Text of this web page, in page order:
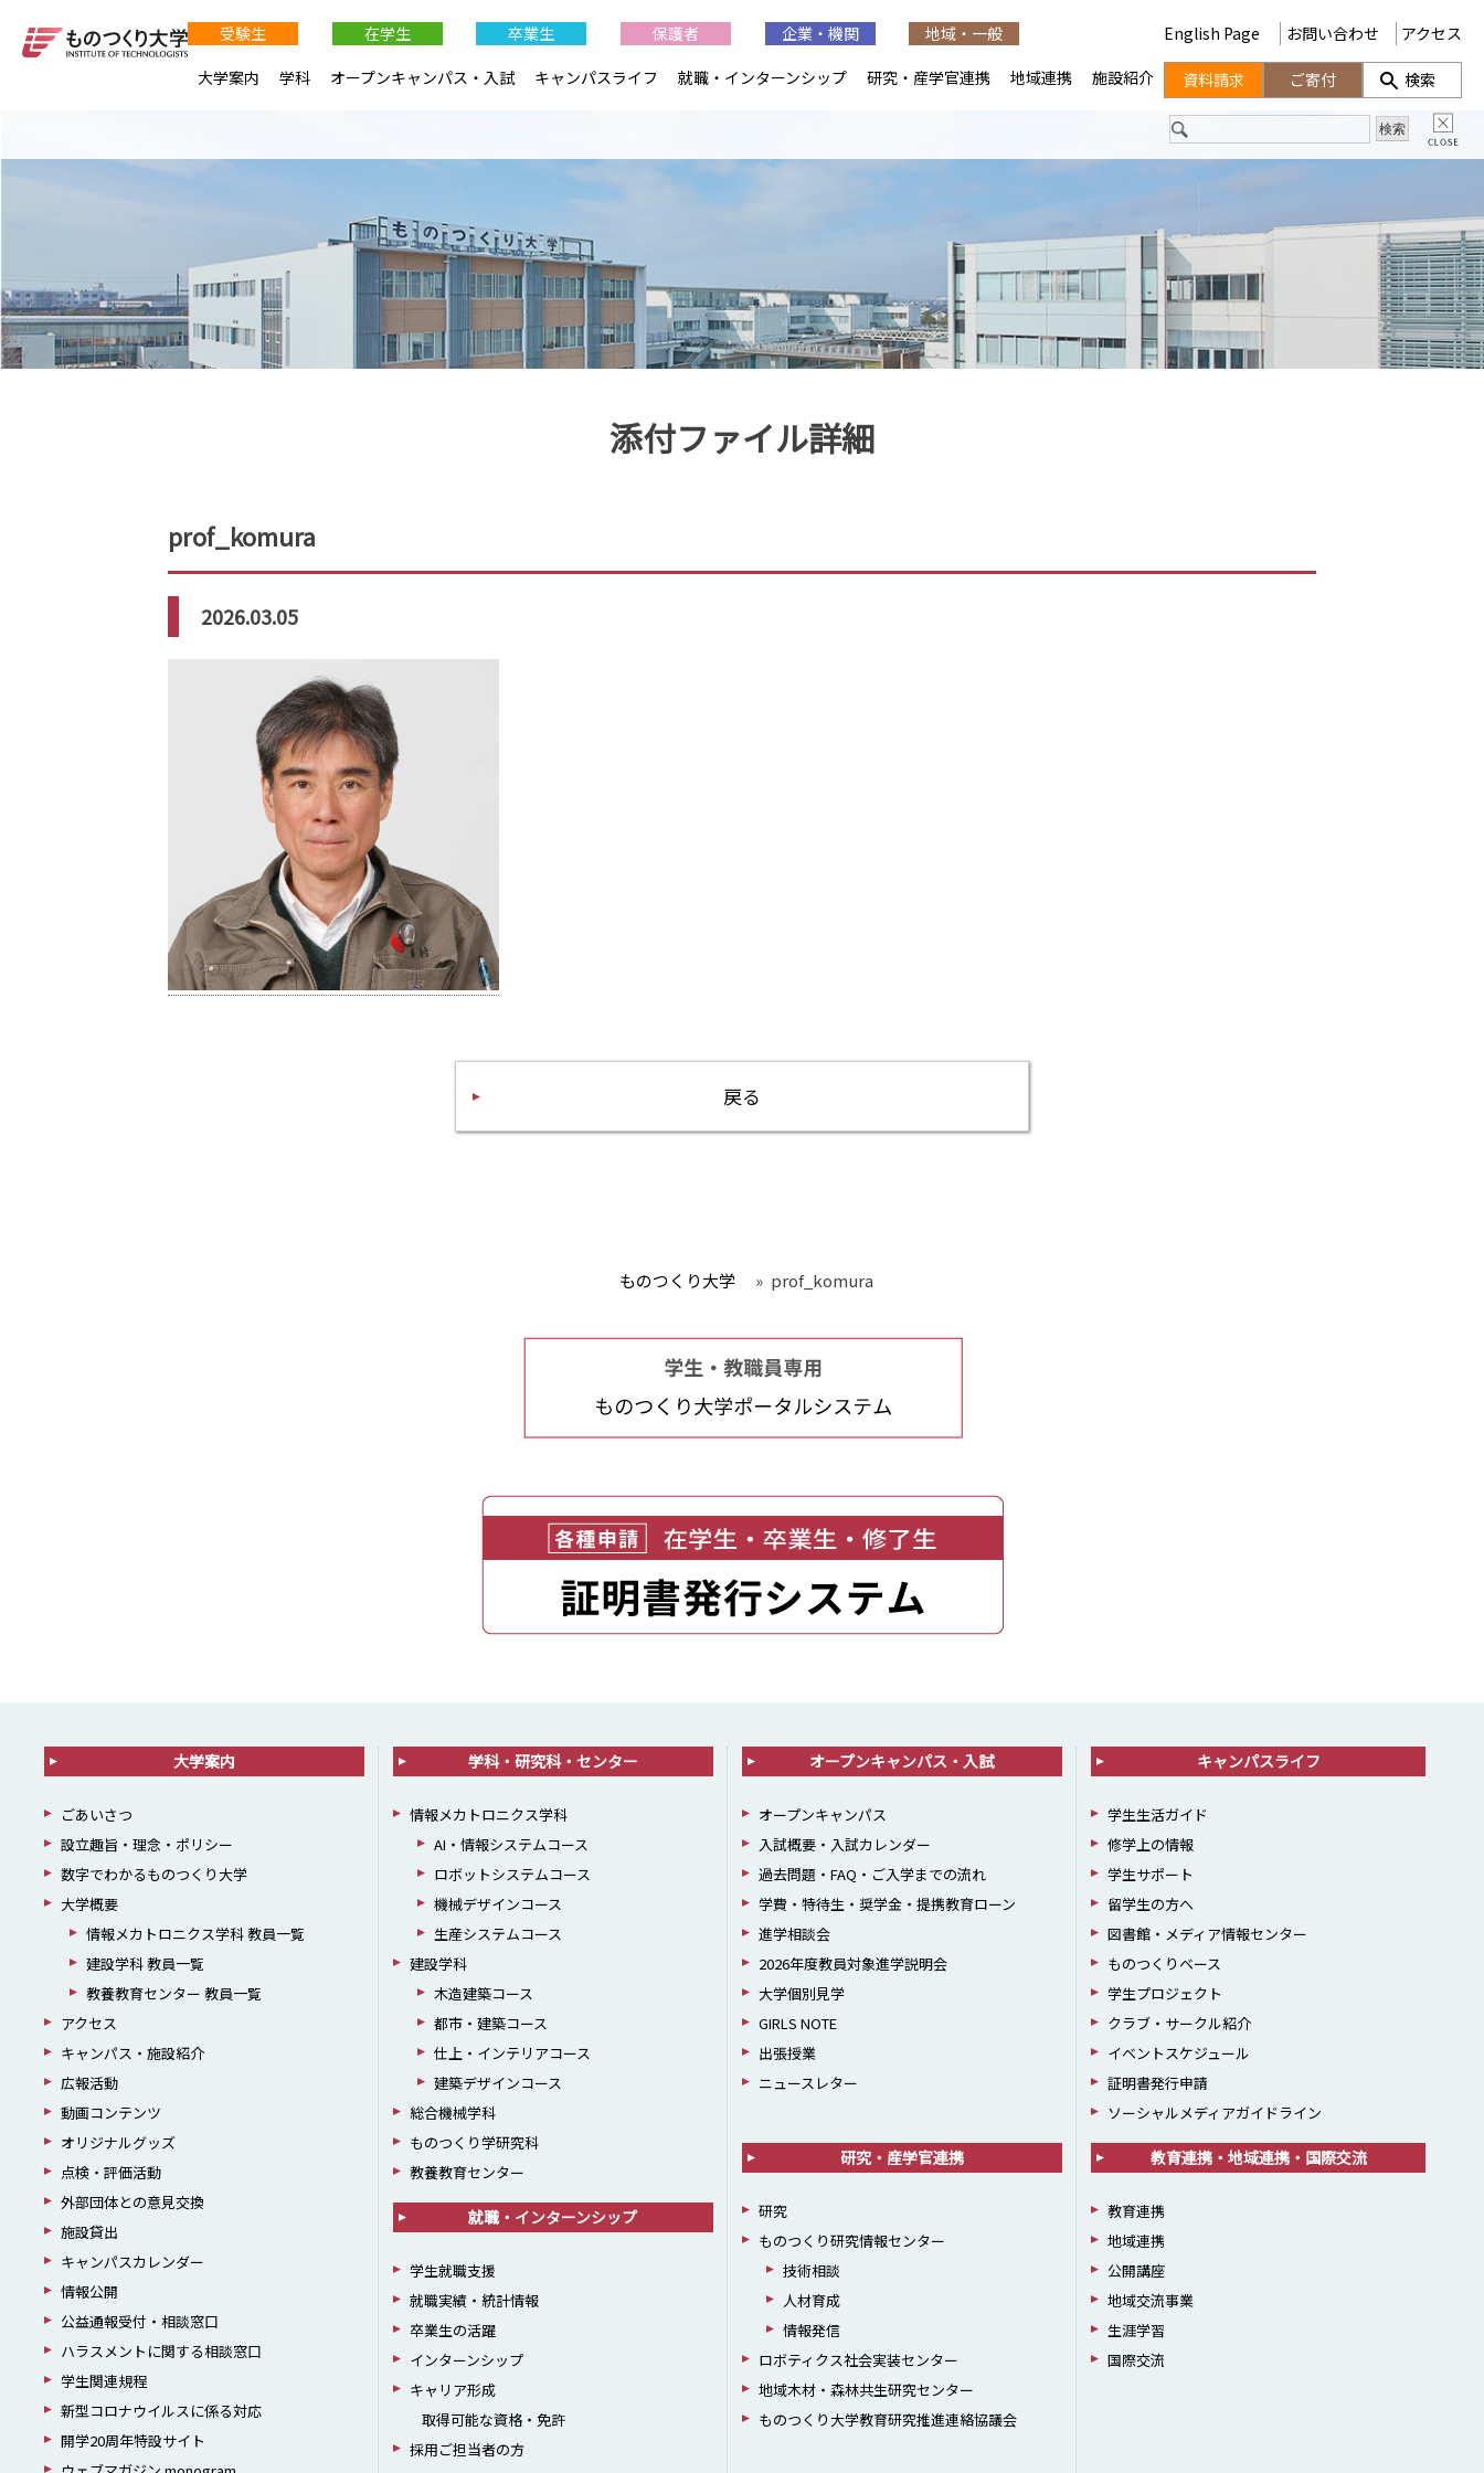
添付ファイル詳細
prof_komura
2026.03.05
戻る
受験生 在学生 卒業生 保護者 企業・機関
地域・一般
大学案内
学科 オープンキャンパス・入試 キャンパスライフ 就職・インターンシップ 研究・産学官連携 地域連携 施設紹介
English Page お問い合わせ アクセス
資料請求 ご寄付 検索
ものつくり大学 » prof_komura
大学案内
ごあいさつ
設立趣旨・理念・ポリシー
数字でわかるものつくり大学
大学概要
情報メカトロニクス学科 教員一覧
建設学科 教員一覧
教養教育センター 教員一覧
アクセス
キャンパス・施設紹介
広報活動
動画コンテンツ
オリジナルグッズ
点検・評価活動
外部団体との意見交換
施設貸出
キャンパスカレンダー
情報公開
公益通報受付・相談窓口
ハラスメントに関する相談窓口
学生関連規程
新型コロナウイルスに係る対応
開学20周年特設サイト
学科・研究科・センター
情報メカトロニクス学科
AI・情報システムコース
ロボットシステムコース
機械デザインコース
生産システムコース
建設学科
木造建築コース
都市・建築コース
仕上・インテリアコース
建築デザインコース
総合機械学科
ものつくり学研究科
教養教育センター
就職・インターンシップ
学生就職支援
就職実績・統計情報
卒業生の活躍
インターンシップ
キャリア形成
取得可能な資格・免許
採用ご担当者の方
オープンキャンパス・入試
オープンキャンパス
入試概要・入試カレンダー
過去問題・FAQ・ご入学までの流れ
学費・特待生・奨学金・提携教育ローン
進学相談会
2026年度教員対象進学説明会
大学個別見学
GIRLS NOTE
出張授業
ニュースレター
研究・産学官連携
研究
ものつくり研究情報センター
技術相談
人材育成
情報発信
ロボティクス社会実装センター
地域木材・森林共生研究センター
ものつくり大学教育研究推進連絡協議会
キャンパスライフ
学生生活ガイド
修学上の情報
学生サポート
留学生の方へ
図書館・メディア情報センター
ものつくりベース
学生プロジェクト
クラブ・サークル紹介
イベントスケジュール
証明書発行申請
ソーシャルメディアガイドライン
教育連携・地域連携・国際交流
教育連携
地域連携
公開講座
地域交流事業
生涯学習
国際交流